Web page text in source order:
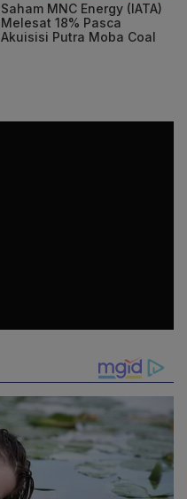
Saham MNC Energy (IATA)
Melesat 18% Pasca
Akuisisi Putra Moba Coal